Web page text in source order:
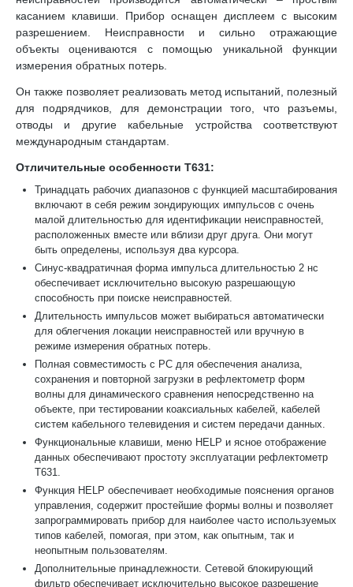
касанием клавиши. Прибор оснащен дисплеем с высоким
разрешением. Неисправности и сильно отражающие
объекты оцениваются с помощью уникальной функции
измерения обратных потерь.
Он также позволяет реализовать метод испытаний, полезный
для подрядчиков, для демонстрации того, что разъемы,
отводы и другие кабельные устройства соответствуют
международным стандартам.
Отличительные особенности Т631:
Тринадцать рабочих диапазонов с функцией масштабирования
включают в себя режим зондирующих импульсов с очень
малой длительностью для идентификации неисправностей,
расположенных вместе или вблизи друг друга. Они могут
быть определены, используя два курсора.
Синус-квадратичная форма импульса длительностью 2 нс
обеспечивает исключительно высокую разрешающую
способность при поиске неисправностей.
Длительность импульсов может выбираться автоматически
для облегчения локации неисправностей или вручную в
режиме измерения обратных потерь.
Полная совместимость с РС для обеспечения анализа,
сохранения и повторной загрузки в рефлектометр форм
волны для динамического сравнения непосредственно на
объекте, при тестировании коаксиальных кабелей, кабелей
систем кабельного телевидения и систем передачи данных.
Функциональные клавиши, меню HELP и ясное отображение
данных обеспечивают простоту эксплуатации рефлектометр
Т631.
Функция HELP обеспечивает необходимые пояснения органов
управления, содержит простейшие формы волны и позволяет
запрограммировать прибор для наиболее часто используемых
типов кабелей, помогая, при этом, как опытным, так и
неопытным пользователям.
Дополнительные принадлежности. Сетевой блокирующий
фильтр обеспечивает исключительно высокое разрешение